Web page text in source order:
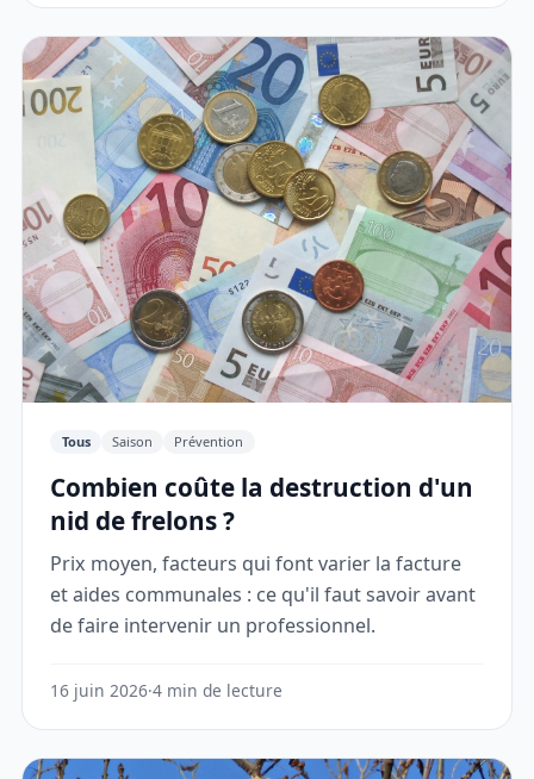
Tous Saison Prévention
Combien coûte la destruction d'un
nid de frelons ?
Prix moyen, facteurs qui font varier la facture
et aides communales : ce qu'il faut savoir avant
de faire intervenir un professionnel.
16 juin 2026·4 min de lecture